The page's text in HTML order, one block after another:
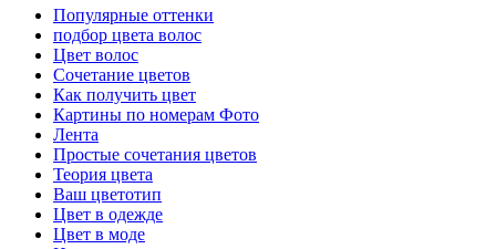
Популярные оттенки
подбор цвета волос
Цвет волос
Сочетание цветов
Как получить цвет
Картины по номерам Фото
Лента
Простые сочетания цветов
Теория цвета
Ваш цветотип
Цвет в одежде
Цвет в моде